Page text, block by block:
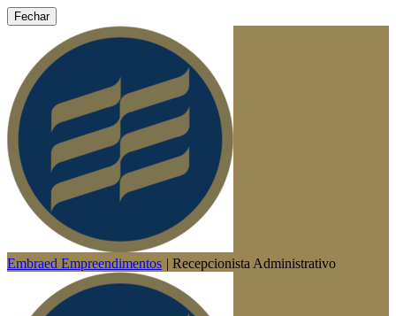
Fechar
Embraed Empreendimentos | Recepcionista Administrativo